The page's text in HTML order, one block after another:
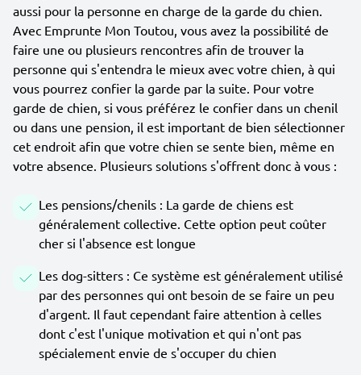
aussi pour la personne en charge de la garde du chien.
Avec Emprunte Mon Toutou, vous avez la possibilité de
faire une ou plusieurs rencontres afin de trouver la
personne qui s'entendra le mieux avec votre chien, à qui
vous pourrez confier la garde par la suite. Pour votre
garde de chien, si vous préférez le confier dans un chenil
ou dans une pension, il est important de bien sélectionner
cet endroit afin que votre chien se sente bien, même en
votre absence. Plusieurs solutions s'offrent donc à vous :
Les pensions/chenils : La garde de chiens est
généralement collective. Cette option peut coûter
cher si l'absence est longue
Les dog-sitters : Ce système est généralement utilisé
par des personnes qui ont besoin de se faire un peu
d'argent. Il faut cependant faire attention à celles
dont c'est l'unique motivation et qui n'ont pas
spécialement envie de s'occuper du chien